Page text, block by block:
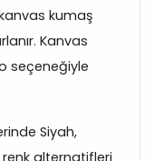
kumaş
Kanvas
seçeneğiyle
Siyah,
renk alternatifleri